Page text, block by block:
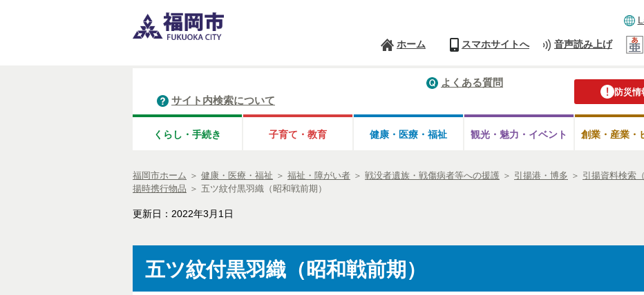
ホーム スマホサイトへ 音声読み上げ
防災情
よくある質問
サイト内検索について
くらし・手続き 子育て・教育 健康・医療・ 福祉 観光・魅力・ イベント 創業・産業・
福岡市ホーム ＞ 健康・医療・福祉 ＞ 福祉・障がい者 ＞ 戦没者遺族・戦傷病者等への援護 ＞ 引揚港・博多 ＞ 引揚資料検索（
揚時携行物品 ＞ 五ツ紋付黒羽織（昭和戦前期）
更新日：2022年3月1日
五ツ紋付黒羽織（昭和戦前期）